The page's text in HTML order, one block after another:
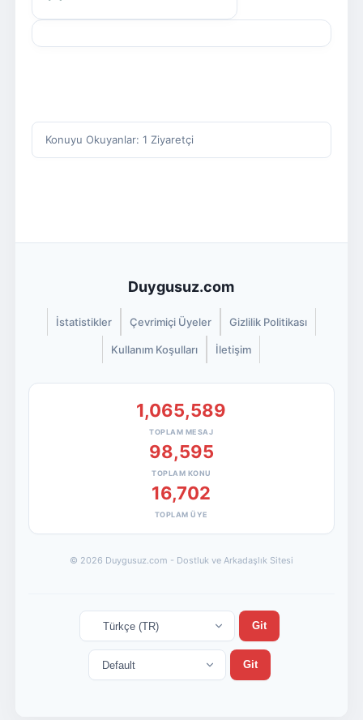
Konuyu Okuyanlar: 1 Ziyaretçi
Duygusuz.com
İstatistikler Çevrimiçi Üyeler Gizlilik Politikası
Kullanım Koşulları İletişim
1,065,589
TOPLAM MESAJ
98,595
TOPLAM KONU
16,702
TOPLAM ÜYE
© 2026 Duygusuz.com - Dostluk ve Arkadaşlık Sitesi